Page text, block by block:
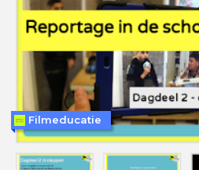
Filmeducatie